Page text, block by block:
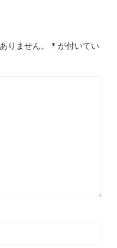
りません。 * が付いてい